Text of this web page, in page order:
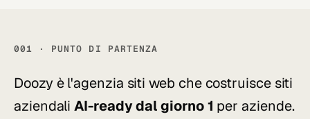
001 · PUNTO DI PARTENZA
Doozy è l'agenzia siti web che costruisce siti
aziendaliAI-ready dal giorno 1 per aziende.